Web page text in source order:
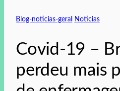
Blog-noticias-geral Noticias
Covid-19 –
perdeu mais